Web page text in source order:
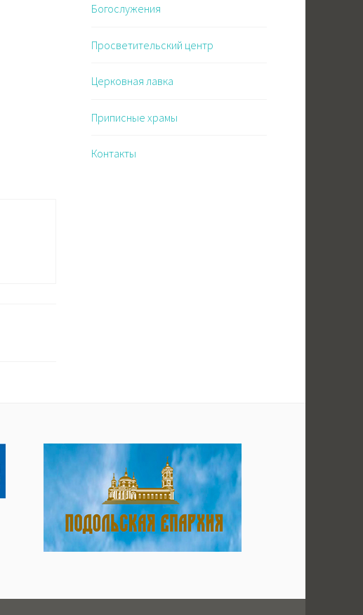
Богослужения
Просветительский центр
Церковная лавка
Приписные храмы
Контакты